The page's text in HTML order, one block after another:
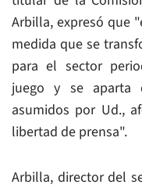
Arbilla, expresó que
medida que se
para el sector
juego y se aparta
asumidos por Ud.,
libertad de prensa".
Arbilla, director del